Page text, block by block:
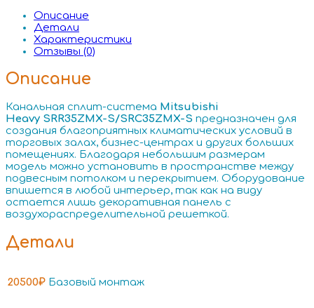
Описание
Детали
Характеристики
Отзывы (0)
Описание
Канальная сплит-система Mitsubishi
Heavy SRR35ZMX-S/SRC35ZMX-S предназначен для
создания благоприятных климатических условий в
торговых залах, бизнес-центрах и других больших
помещениях. Благодаря небольшим размерам
модель можно установить в пространстве между
подвесным потолком и перекрытием. Оборудование
впишется в любой интерьер, так как на виду
остается лишь декоративная панель с
воздухораспределительной решеткой.
Детали
20500₽ Базовый монтаж